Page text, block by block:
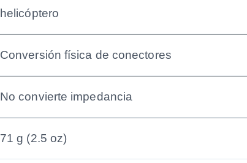
helicóptero
Conversión física de conectores
No convierte impedancia
71 g (2.5 oz)